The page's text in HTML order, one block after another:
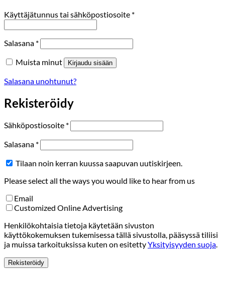
Käyttäjätunnus tai sähköpostiosoite *Vaaditaan
Salasana *Vaaditaan
Muista minut Kirjaudu sisään
Salasana unohtunut?
Rekisteröidy
Sähköpostiosoite *Vaaditaan
Salasana *Vaaditaan
Tilaan noin kerran kuussa saapuvan uutiskirjeen.
Please select all the ways you would like to hear from us
Email
Customized Online Advertising
Henkilökohtaisia tietoja käytetään sivuston
käyttökokemuksen tukemisessa tällä sivustolla, pääsyssä tiliisi
ja muissa tarkoituksissa kuten on esitettyYksityisyyden suoja
Rekisteröidy